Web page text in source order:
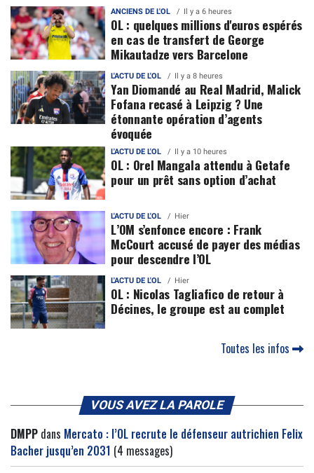
ANCIENS DE L'OL Il y a 6 heures
OL : quelques millions d'euros espérés
en cas de transfert de George
Mikautadze vers Barcelone
L'ACTU DE L'OL Il y a 8 heures
Yan Diomandé au Real Madrid, Malick
Fofana recasé à Leipzig ? Une
étonnante opération d’agents
évoquée
L'ACTU DE L'OL Il y a 10 heures
OL : Orel Mangala attendu à Getafe
pour un prêt sans option d’achat
L'ACTU DE L'OL Hier
L’OM s’enfonce encore : Frank
McCourt accusé de payer des médias
pour descendre l’OL
L'ACTU DE L'OL Hier
OL : Nicolas Tagliafico de retour à
Décines, le groupe est au complet
Toutes les infos
VOUS AVEZ LA PAROLE
DMPP dans Mercato : l’OL recrute le défenseur autrichien Felix
Bacher jusqu’en 2031 (4 messages)